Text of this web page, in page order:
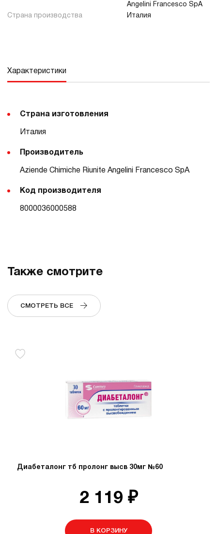
Angelini Francesco SpA
Страна производства
Италия
Характеристики
Страна изготовления
Италия
Производитель
Aziende Chimiche Riunite Angelini Francesco SpA
Код производителя
8000036000588
Также смотрите
СМОТРЕТЬ ВСЕ
Диабеталонг тб пролонг высв 30мг №60
2 119 ₽
В КОРЗИНУ